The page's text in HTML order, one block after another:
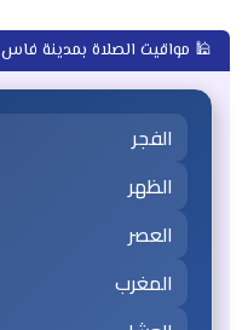
🕌 مواقيت الصلاة بمدينة فاس
الفجر
الظهر
العصر
المغرب